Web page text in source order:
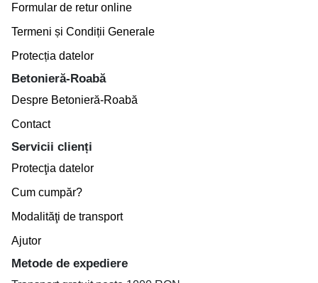
Formular de retur online
Termeni și Condiții Generale
Protecția datelor
Betonieră-Roabă
Despre Betonieră-Roabă
Contact
Servicii clienți
Protecţia datelor
Cum cumpăr?
Modalităţi de transport
Ajutor
Metode de expediere